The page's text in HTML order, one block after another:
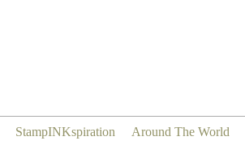
StampINKspiration Around The World